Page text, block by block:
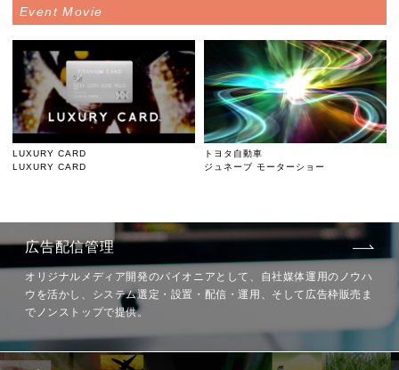
Event Movie
LUXURY CARD
LUXURY CARD
トヨタ自動車
ジュネーブ モーターショー
広告配信管理
オリジナルメディア開発のパイオニアとして、 自社媒体運用のノウハ
ウを活かし、 システム選定・設置・配信・運用、 そして広告枠販売ま
でノンストップで提供。